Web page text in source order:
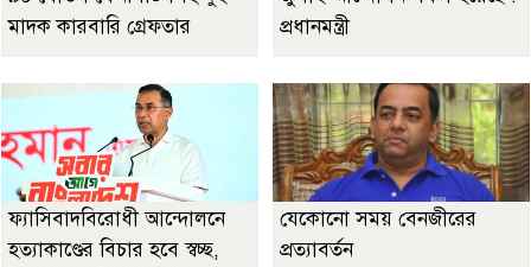
মাদক কারবারি গ্রেফতার
প্রধানমন্ত্রী
ফ্যাসিবাদবিরোধী আন্দোলনে
হত্যাকাণ্ডের বিচার হবে স্বচ্ছ,
যেকোনো সময় বেনজীরের
প্রত্যাবর্তন